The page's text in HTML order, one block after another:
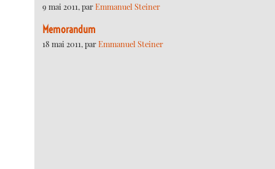
9 mai 2011, parEmmanuel Steiner
Memorandum
18 mai 2011, parEmmanuel Steiner